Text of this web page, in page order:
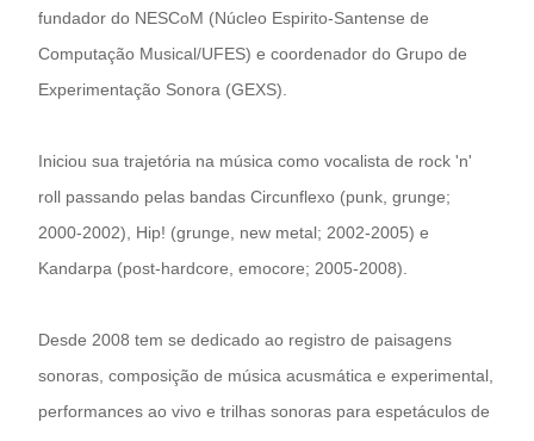
fundador do NESCoM (Núcleo Espirito-Santense de
Computação Musical/UFES) e coordenador do Grupo de
Experimentação Sonora (GEXS).
Iniciou sua trajetória na música como vocalista de rock 'n'
roll passando pelas bandas Circunflexo (punk, grunge;
2000-2002), Hip! (grunge, new metal; 2002-2005) e
Kandarpa (post-hardcore, emocore; 2005-2008).
Desde 2008 tem se dedicado ao registro de paisagens
sonoras, composição de música acusmática e experimental,
performances ao vivo e trilhas sonoras para espetáculos de